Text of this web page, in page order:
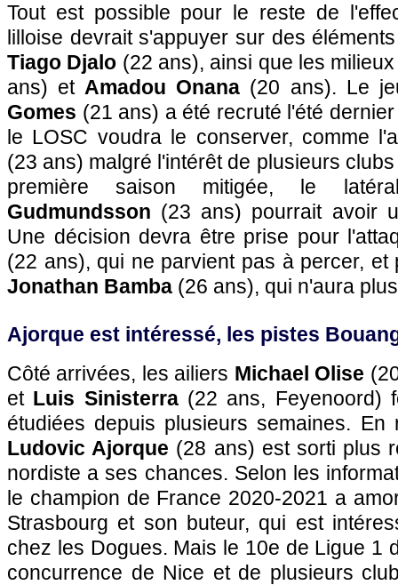
Tout est possible pour le reste de
lilloise devrait s'appuyer sur des
Tiago Djalo (22 ans), ainsi que les
ans) et Amadou Onana (20 ans). Le
Gomes (21 ans) a été recruté l'été
le LOSC voudra le conserver, comme
(23 ans) malgré l'intérêt de plusieurs
première saison mitigée, le
Gudmundsson (23 ans) pourrait avoir
Une décision devra être prise pour
(22 ans), qui ne parvient pas à percer, et
Jonathan Bamba (26 ans), qui n'aura
Ajorque est intéressé, les pistes
Côté arrivées, les ailiers Michael Olise
et Luis Sinisterra(22 ans, Feyenoord)
étudiées depuis plusieurs semaines.
Ludovic Ajorque (28 ans) est sorti plus
nordiste a ses chances. Selon les
le champion de France 2020-2021 a
Strasbourg et son buteur, qui est
chez les Dogues. Mais le 10e de Ligue 1
concurrence de Nice et de plusieurs